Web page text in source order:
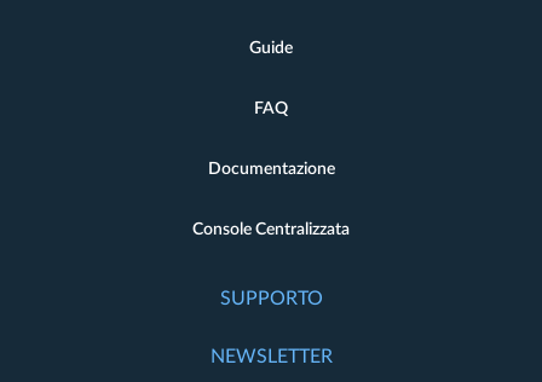
Guide
FAQ
Documentazione
Console Centralizzata
SUPPORTO
NEWSLETTER